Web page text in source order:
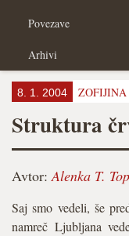
Povezave
Arhivi
8. 1. 2004
Struktura
Avtor:Alenka T.
Saj smo vedeli, še
namreč Ljubljana